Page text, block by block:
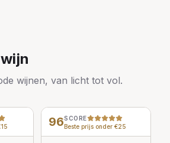
wijnen, van licht tot vol.
96SCORE
Beste prijs onder €25